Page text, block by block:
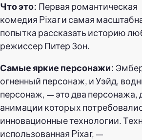
Что это: Первая романтическая
комедия Pixar и самая
попытка рассказать историю
режиссер Питер Зон.
Самые яркие персонажи:
огненный персонаж, и Уэйд,
персонаж, — это два персонажа,
анимации которых
инновационные технологии.
использованная Pixar, —